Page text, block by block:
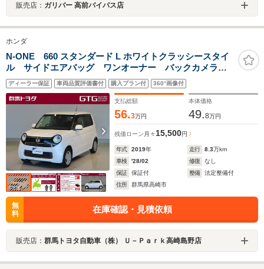
販売店： ガリバー 高前バイパス店
ホンダ
N-ONE 660 スタンダード L ホワイトクラッシースタイ
ル サイドエアバッグ ワンオーナー バックカメラ
ベンチシート 横滑り防止装置 アイドリングストッ
プ オートエアコン インテリキー
ディーラー保証 車両品質評価書付 購入プラン付 360°画像付
支払総額
56.3万円
本体価格
49.8万円
残価ローン 月々 15,500円
年式 2019年 走行 8.3万km
車検
'28/02 修復
なし
保証
保証付 整備
法定整備付
住所
群馬県高崎市
無
料
在庫確認・見積依頼
販売店： 群馬トヨタ自動車（株） Ｕ－Ｐａｒｋ高崎島野店